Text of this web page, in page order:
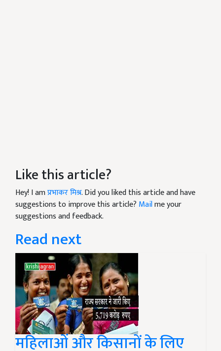
Like this article?
Hey! I amप्रभाकर मिश्र. Did you liked this article and have
suggestions to improve this article? Mailme your
suggestions and feedback.
Read next
महिलाओं और किसानों के लिए